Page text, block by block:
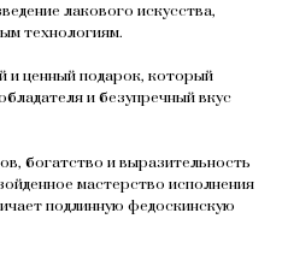
лакового искусства,
технологиям.
и ценный подарок, который
и безупречный вкус
богатство и выразительность
мастерство исполнения
подлинную федоскинскую